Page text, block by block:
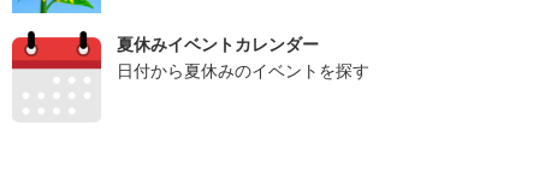
夏休みイベントカレンダー
日付から夏休みのイベントを探す